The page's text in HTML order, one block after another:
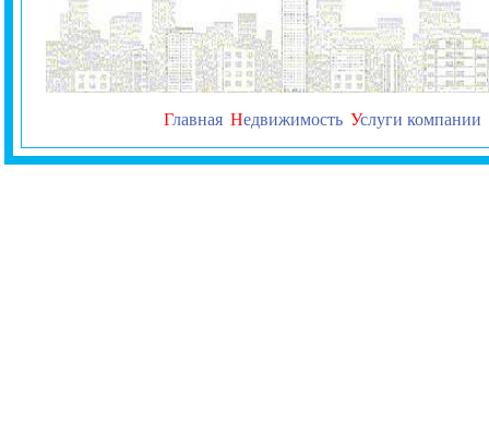
Главная Недвижимость Услуги компании